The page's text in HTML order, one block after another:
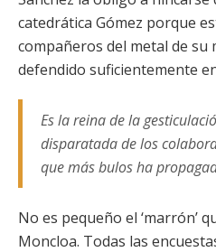
catedrática Gómez porque
compañeros del metal de su
defendido suficientemente
Es la reina de la
disparatada de los
que más bulos ha
No es pequeño el ‘marrón’
Moncloa. Todas las